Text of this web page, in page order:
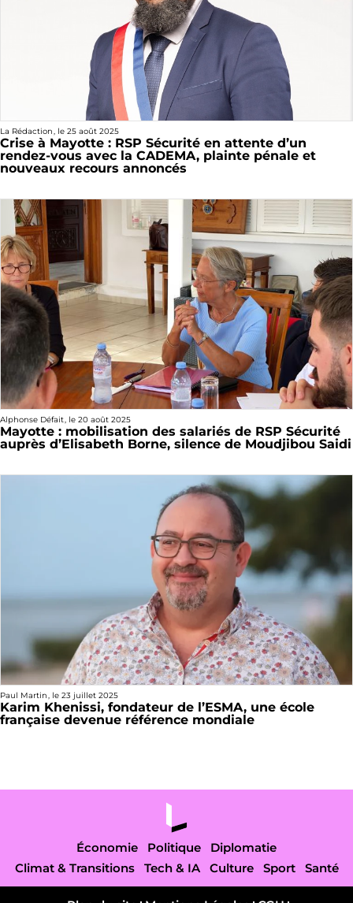
La Rédaction, le 25 août 2025
Crise à Mayotte : RSP Sécurité en attente d’un
rendez-vous avec la CADEMA, plainte pénale et
nouveaux recours annoncés
Alphonse Défait, le 20 août 2025
Mayotte : mobilisation des salariés de RSP Sécurité
auprès d’Elisabeth Borne, silence de Moudjibou Saidi
Paul Martin, le 23 juillet 2025
Karim Khenissi, fondateur de l’ESMA, une école
française devenue référence mondiale
Économie Politique
Diplomatie
Climat & Transitions
Tech & IA Culture Sport Santé